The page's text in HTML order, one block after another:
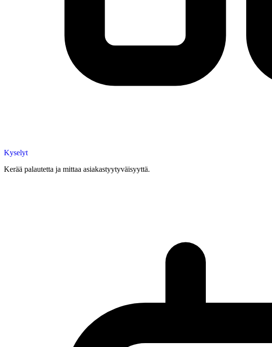
Kyselyt
Kerää palautetta ja mittaa asiakastyytyväisyyttä.